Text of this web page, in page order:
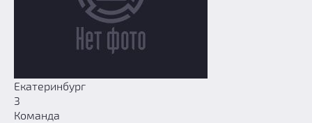
Екатеринбург
3
Команда